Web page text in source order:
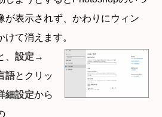
が表示されず、かわりにウィン
けて消えます。
設定 →
語とクリッ
細設定から